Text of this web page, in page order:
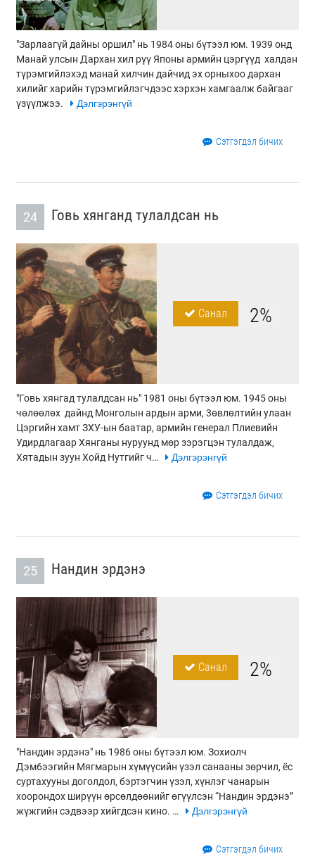
"Зарлаагүй дайны оршил" нь 1984 оны бүтээл юм. 1939 онд
Манай улсын Дархан хил рүү Японы армийн цэргүүд халдан
түрэмгийлэхэд манай хилчин дайчид эх орныхоо дархан
хилийг харийн түрэмгийлэгчдээс хэрхэн хамгаалж байгааг
үзүүлжээ.
Дэлгэрэнгүй
Сэтгэгдэл бичих
24 Говь хянганд тулалдсан нь
Санал 2%
"Говь хянгад тулалдсан нь" 1981 оны бүтээл юм. 1945 оны
чөлөөлөх дайнд Монголын ардын арми, 3өвлөлтийн улаан
Цэргийн хамт ЗХУ-ын баатар, армийн генерал Плиевийн
Удирдлагаар Хянганы нуруунд мөр зэрэгцэн тулалдаж,
Хятадын зуун Хойд Нутгийг ч…
Дэлгэрэнгүй
Сэтгэгдэл бичих
25 Нандин эрдэнэ
Санал 2%
"Нандин эрдэнэ" нь 1986 оны бүтээл юм. Зохиолч
Дэм6ээгийн Мягмарын хүмүүсийн үзэл санааны зөрчил, ёс
суртахууны доголдол, бэртэгчин үзэл, хүнлэг чанарын
хоорондох ширүүн өрсөлдөөнийг өгүүлсэн “Нандин эрдэнэ”
жүжгийн сэдвээр хийгдсэн кино. …
Дэлгэрэнгүй
Сэтгэгдэл бичих